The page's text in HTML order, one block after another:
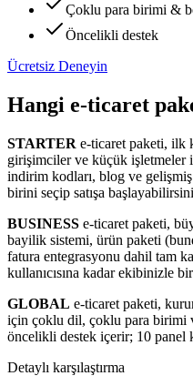
Çoklu para birimi &
Öncelikli destek
Ücretsiz Deneyin
Hangi e-ticaret
STARTER e-ticaret paketi, ilk
girişimciler ve küçük işletmeler
indirim kodları, blog ve
birini seçip satışa
BUSINESS e-ticaret paketi,
bayilik sistemi, ürün paketi
fatura entegrasyonu dahil tam
kullanıcısına kadar ekibinizle
GLOBAL e-ticaret paketi,
için çoklu dil, çoklu para birimi
öncelikli destek içerir; 10 panel
Detaylı karşılaştırma